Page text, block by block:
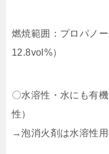
燃焼範囲：プロパノ
12.8vol%）
〇水溶性・水にも有
性）
→泡消火剤は水溶性